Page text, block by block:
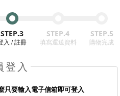
STEP.3
入 / 註冊
STEP.4
填寫運送資料
STEP.5
購物完成
登入
只要輸入電子信箱即可登入